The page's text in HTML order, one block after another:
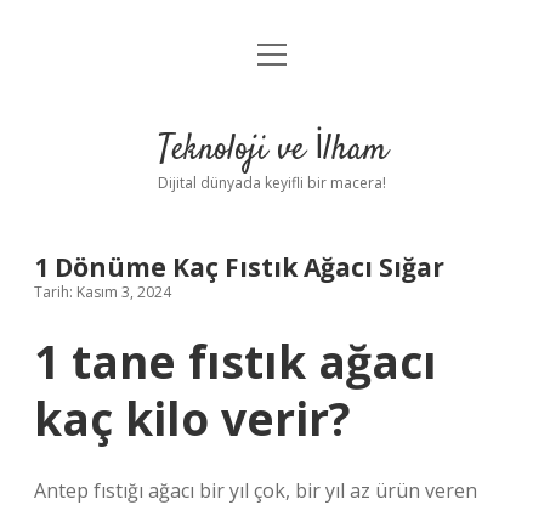
Anasayfa
Yasal Uyarı
menüyü
Teknoloji ve İlham
Dijital dünyada keyifli bir macera!
1 Dönüme Kaç Fıstık Ağacı Sığar
Tarih: Kasım 3, 2024
1 tane fıstık ağacı
kaç kilo verir?
Antep fıstığı ağacı bir yıl çok, bir yıl az ürün veren